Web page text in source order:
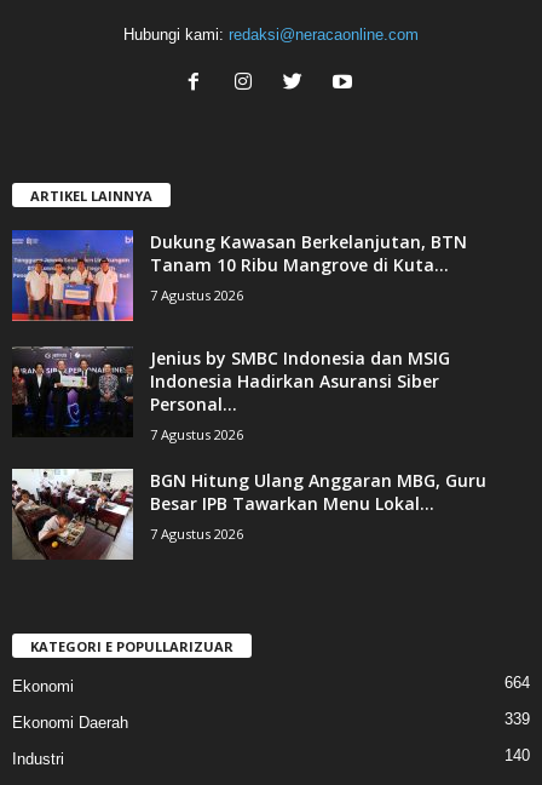
Hubungi kami: redaksi@neracaonline.com
ARTIKEL LAINNYA
Dukung Kawasan Berkelanjutan, BTN
Tanam 10 Ribu Mangrove di Kuta...
7 Agustus 2026
Jenius by SMBC Indonesia dan MSIG
Indonesia Hadirkan Asuransi Siber
Personal...
7 Agustus 2026
BGN Hitung Ulang Anggaran MBG, Guru
Besar IPB Tawarkan Menu Lokal...
7 Agustus 2026
KATEGORI E POPULLARIZUAR
Ekonomi 664
Ekonomi Daerah 339
Industri
140